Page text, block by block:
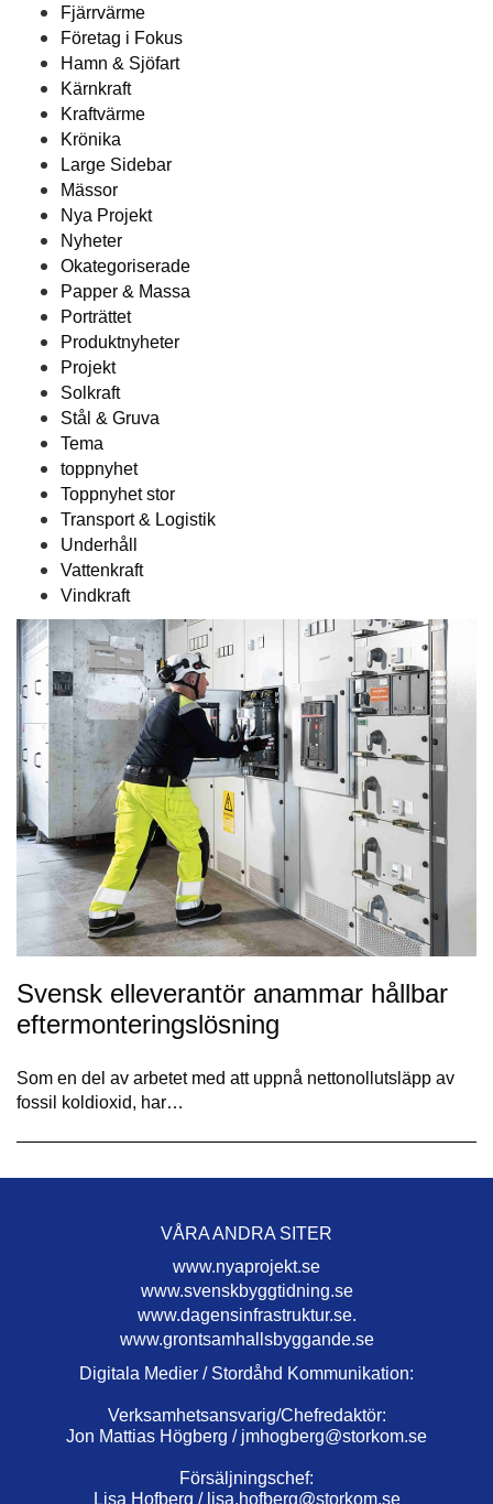
Fjärrvärme
Företag i Fokus
Hamn & Sjöfart
Kärnkraft
Kraftvärme
Krönika
Large Sidebar
Mässor
Nya Projekt
Nyheter
Okategoriserade
Papper & Massa
Porträttet
Produktnyheter
Projekt
Solkraft
Stål & Gruva
Tema
toppnyhet
Toppnyhet stor
Transport & Logistik
Underhåll
Vattenkraft
Vindkraft
Svensk elleverantör anammar hållbar
eftermonteringslösning
Som en del av arbetet med att uppnå nettonollutsläpp av
fossil koldioxid, har…
VÅRA ANDRA SITER
www.nyaprojekt.se
www.svenskbyggtidning.se
www.dagensinfrastruktur.se.
www.grontsamhallsbyggande.se
Digitala Medier / Stordåhd Kommunikation:
Verksamhetsansvarig/Chefredaktör:
Jon Mattias Högberg / jmhogberg@storkom.se
Försäljningschef:
Lisa Hofberg / lisa.hofberg@storkom.se